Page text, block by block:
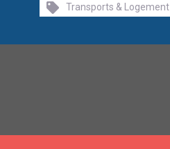
Transports & Logement